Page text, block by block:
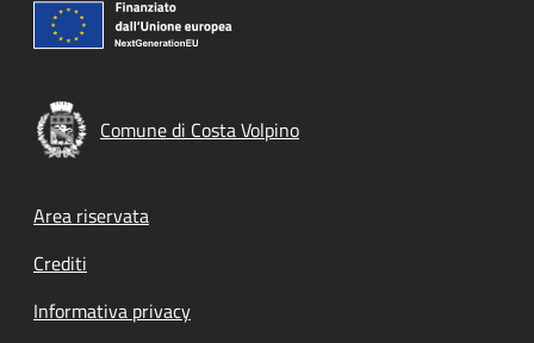
Comune di Costa Volpino
Footer menu
Area riservata
Crediti
Informativa privacy